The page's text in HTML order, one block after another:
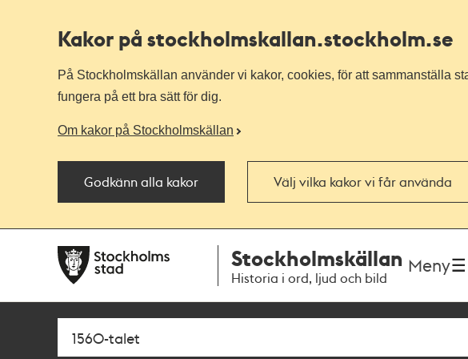
Kakor på stockholmskallan.stockholm.se
På Stockholmskällan använder vi kakor, cookies, för att sammanställa
fungera på ett bra sätt för dig.
Om kakor på Stockholmskällan
Godkänn alla kakor Välj vilka kakor vi får använda
navigationen
huvudinnehållet
Stockholmskällan
Historia i ord, ljud och bild
Meny
Sök